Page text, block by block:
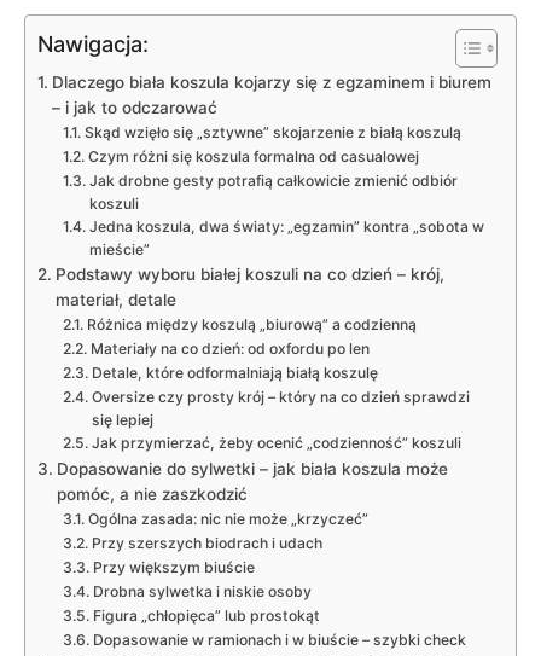
Nawigacja:
Dlaczego biała koszula kojarzy się z egzaminem i biurem
– i jak to odczarować
Skąd wzięło się „sztywne” skojarzenie z białą koszulą
Czym różni się koszula formalna od casualowej
Jak drobne gesty potrafią całkowicie zmienić odbiór
koszuli
Jedna koszula, dwa światy: „egzamin” kontra „sobota w
mieście”
Podstawy wyboru białej koszuli na co dzień – krój,
materiał, detale
Różnica między koszulą „biurową” a codzienną
Materiały na co dzień: od oxfordu po len
Detale, które odformalniają białą koszulę
Oversize czy prosty krój – który na co dzień sprawdzi
się lepiej
Jak przymierzać, żeby ocenić „codzienność” koszuli
Dopasowanie do sylwetki – jak biała koszula może
pomóc, a nie zaszkodzić
Ogólna zasada: nic nie może „krzyczeć”
Przy szerszych biodrach i udach
Przy większym biuście
Drobna sylwetka i niskie osoby
Figura „chłopięca” lub prostokąt
Dopasowanie w ramionach i w biuście – szybki check